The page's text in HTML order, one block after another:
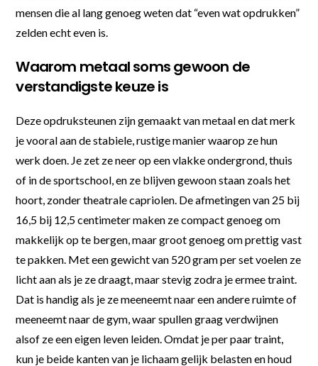
mensen die al lang genoeg weten dat “even wat opdrukken”
zelden echt even is.
Waarom metaal soms gewoon de
verstandigste keuze is
Deze opdruksteunen zijn gemaakt van metaal en dat merk
je vooral aan de stabiele, rustige manier waarop ze hun
werk doen. Je zet ze neer op een vlakke ondergrond, thuis
of in de sportschool, en ze blijven gewoon staan zoals het
hoort, zonder theatrale capriolen. De afmetingen van 25 bij
16,5 bij 12,5 centimeter maken ze compact genoeg om
makkelijk op te bergen, maar groot genoeg om prettig vast
te pakken. Met een gewicht van 520 gram per set voelen ze
licht aan als je ze draagt, maar stevig zodra je ermee traint.
Dat is handig als je ze meeneemt naar een andere ruimte of
meeneemt naar de gym, waar spullen graag verdwijnen
alsof ze een eigen leven leiden. Omdat je per paar traint,
kun je beide kanten van je lichaam gelijk belasten en houd